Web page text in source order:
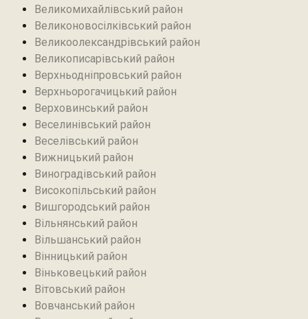
Великомихайлівський район‎
Великоновосілківський район‎
Великоолександрівський район
Великописарівський район
Верхньодніпровський район
Верхньорогачицький район
Верховинський район
Веселинівський район‎
Веселівський район‎
Вижницький район
Виноградівський район
Високопільський район
Вишгородський район
Вільнянський район‎
Вільшанський район
Вінницький район
Віньковецький район
Вітовський район
Вовчанський район